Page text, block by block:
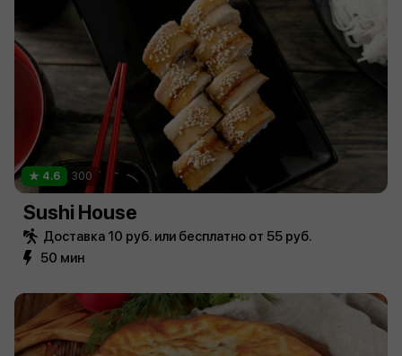
4.6 300
Sushi House
Доставка 10 руб. или бесплатно от 55 руб.
50 мин